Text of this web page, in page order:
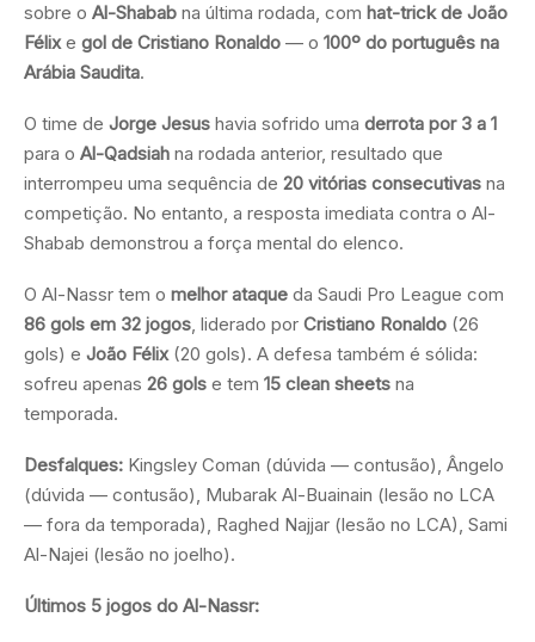
sobre o Al-Shabab na última rodada, com hat-trick de João
Félixe gol de Cristiano Ronaldo — o 100º do português na
Arábia Saudita.
O time de Jorge Jesus havia sofrido uma derrota por 3 a 1
para o Al-Qadsiah na rodada anterior, resultado que
interrompeu uma sequência de 20 vitórias consecutivas na
competição. No entanto, a resposta imediata contra o Al-
Shabab demonstrou a força mental do elenco.
O Al-Nassr tem o melhor ataque da Saudi Pro League com
86 gols em 32 jogos, liderado por Cristiano Ronaldo (26
gols) e João Félix(20 gols). A defesa também é sólida:
sofreu apenas 26 gols e tem 15 clean sheets na
temporada.
Desfalques: Kingsley Coman (dúvida — contusão), Ângelo
(dúvida — contusão), Mubarak Al-Buainain (lesão no LCA
— fora da temporada), Raghed Najjar (lesão no LCA), Sami
Al-Najei (lesão no joelho).
Últimos 5 jogos do Al-Nassr: